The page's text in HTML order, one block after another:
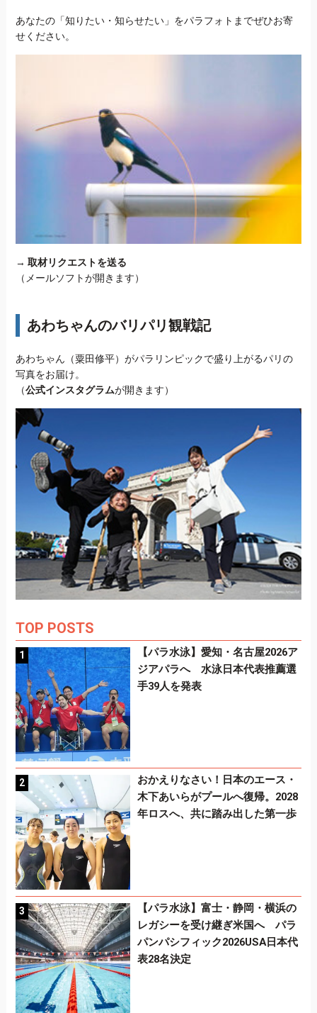
あなたの「知りたい・知らせたい」をパラフォトまでぜひお寄
せください。
→ 取材リクエストを送る
（メールソフトが開きます）
あわちゃんのバリパリ観戦記
あわちゃん（粟田修平）がパラリンピックで盛り上がるパリの
写真をお届け。
（公式インスタグラムが開きます）
TOP POSTS
【パラ水泳】愛知・名古屋2026ア
ジアパラへ 水泳日本代表推薦選
手39人を発表
おかえりなさい！日本のエース・
木下あいらがプールへ復帰。2028
年ロスへ、共に踏み出した第一歩
【パラ水泳】富士・静岡・横浜の
レガシーを受け継ぎ米国へ パラ
パンパシフィック2026USA日本代
表28名決定